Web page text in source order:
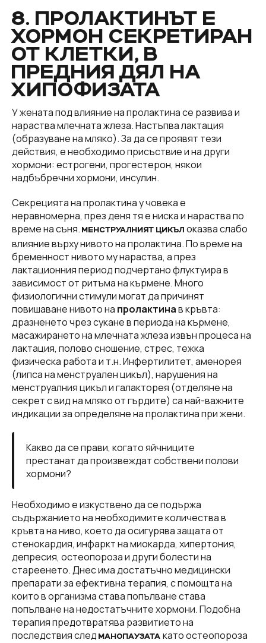
8. ПРОЛАКТИНЪТ Е
ХОРМОН СЕКРЕТИРАН
ОТ КЛЕТКИ, В
ПРЕДНИЯ ДЯЛ НА
ХИПОФИЗАТА
У жената под влияние на пролактина се развива и
нараства млечната жлеза. Настъпва лактация
(образуване на мляко). За да се проявят тези
действия, е необходимо присъствие и на други
хормони: естрогени, прогестерон, някои
надбъбречни хормони, инсулин.
Секрецията на пролактина у човека е
неравномерна, през деня тя е ниска и нараства по
време на съня. МЕНСТРУАЛНИЯТ ЦИКЪЛ оказва слабо
влияние върху нивото на пролактина. По време на
бременност нивото му нараства, а през
лактационния период подчертано флуктуира в
зависимост от ритъма на кърмене. Много
физиологични стимули могат да причинят
повишаване нивото на пролактинав кръвта:
дразненето чрез сукане в периода на кърмене,
масажирането на млечната жлеза извън процеса на
лактация, полово сношение, стрес, тежка
физическа работа и т.н. Инфертилитет, аменорея
(липса на менструален цикъл), нарушения на
менструалния цикъл и галакторея (отделяне на
секрет с вид на мляко от гърдите) са най-важните
индикации за определяне на пролактина при жени.
Какво да се прави, когато яйчниците
престанат да произвеждат собствени полови
хормони?
Необходимо е изкуствено да се подържа
съдържанието на необходимите количества в
кръвта на ниво, което да осигурява защата от
стенокардия, инфаркт на миокарда, хипертония,
депресия, остеопороза и други болести на
стареенето. Днес има достатъчно медицински
препарати за ефективна терапия, с помощта на
които в организма става попълване става
попълване на недостатъчните хормони. Подобна
терапия предотвратява развитието на
последствия след МАНОПАУЗАТА като остеопороза